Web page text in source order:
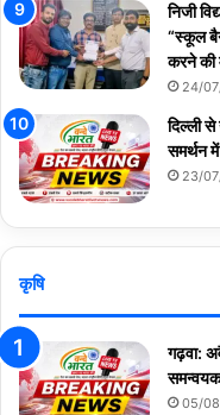
निजी
“स्कूल
करने की
24/
दिल्ली
समर्थन
23/
कृषि
गढ़वा:
समन्वयक
05/